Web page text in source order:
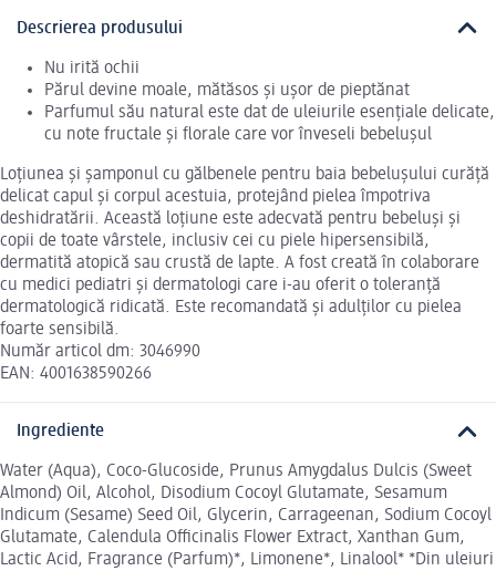
Descrierea produsului
Nu irită ochii
Părul devine moale, mătăsos și ușor de pieptănat
Parfumul său natural este dat de uleiurile esențiale delicate,
cu note fructale și florale care vor înveseli bebelușul
Loțiunea și șamponul cu gălbenele pentru baia bebelușului curăță
delicat capul și corpul acestuia, protejând pielea împotriva
deshidratării. Această loțiune este adecvată pentru bebeluși și
copii de toate vârstele, inclusiv cei cu piele hipersensibilă,
dermatită atopică sau crustă de lapte. A fost creată în colaborare
cu medici pediatri și dermatologi care i-au oferit o toleranță
dermatologică ridicată. Este recomandată și adulților cu pielea
foarte sensibilă.
Număr articol dm: 3046990
EAN: 4001638590266
Ingrediente
Water (Aqua), Coco-Glucoside, Prunus Amygdalus Dulcis (Sweet
Almond) Oil, Alcohol, Disodium Cocoyl Glutamate, Sesamum
Indicum (Sesame) Seed Oil, Glycerin, Carrageenan, Sodium Cocoyl
Glutamate, Calendula Officinalis Flower Extract, Xanthan Gum,
Lactic Acid, Fragrance (Parfum)*, Limonene*, Linalool* *Din uleiuri